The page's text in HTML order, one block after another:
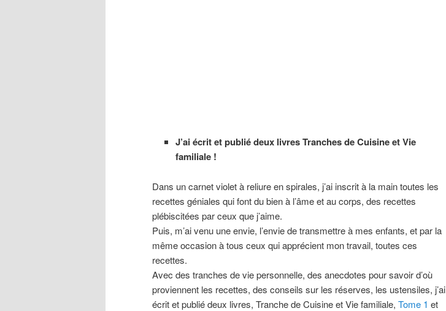
J’ai écrit et publié deux livres Tranches de Cuisine et Vie
familiale !
Dans un carnet violet à reliure en spirales, j’ai inscrit à la main toutes les
recettes géniales qui font du bien à l’âme et au corps, des recettes
plébiscitées par ceux que j’aime.
Puis, m’ai venu une envie, l’envie de transmettre à mes enfants, et par la
même occasion à tous ceux qui apprécient mon travail, toutes ces
recettes.
Avec des tranches de vie personnelle, des anecdotes pour savoir d’où
proviennent les recettes, des conseils sur les réserves, les ustensiles, j’ai
écrit et publié deux livres, Tranche de Cuisine et Vie familiale, Tome 1 et